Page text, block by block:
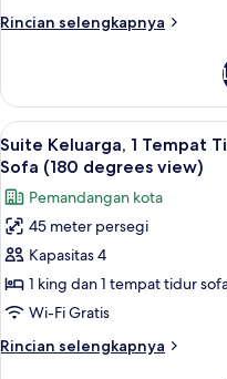
Tidur
view)
Rincian selengkapnya
Rincian
Kamar
Deluks,
1
Tempat
King
(Defense
view)
Lihat
semua
foto
untuk
Suite
Keluarga,
1
Tempat
Tidur
King
12
Suite Keluarga, 1 Tempat
Sofa (180 degrees view)
Pemandangan kota
45 meter persegi
Kapasitas 4
1 king dan 1 tempat tidur
Wi-Fi Gratis
Rincian selengkapnya
Rincian